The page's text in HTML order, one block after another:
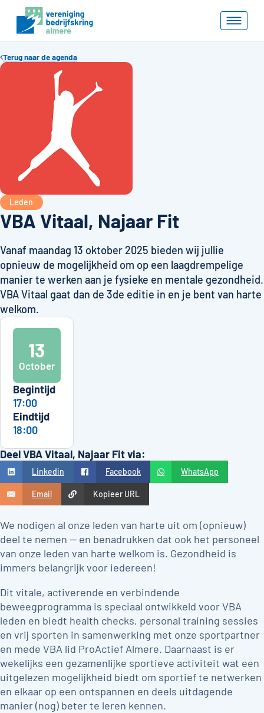
Terug naar de agenda
Leden
VBA Vitaal, Najaar Fit
Vanaf maandag 13 oktober 2025 bieden wij jullie
opnieuw de mogelijkheid om op een laagdrempelige
manier te werken aan je fysieke en mentale gezondheid.
VBA Vitaal gaat dan de 3de editie in en je bent van harte
welkom.
13
October
Begintijd
17:00
Eindtijd
18:00
Deel VBA Vitaal, Najaar Fit via:
Linkedin Facebook WhatsApp
Email Kopieer URL
We nodigen al onze leden van harte uit om (opnieuw)
deel te nemen — en benadrukken dat ook het personeel
van onze leden van harte welkom is. Gezondheid is
immers belangrijk voor iedereen!
Dit vitale, activerende en verbindende
beweegprogramma is speciaal ontwikkeld voor VBA
leden en biedt health checks, personal training sessies
en vrij sporten in samenwerking met onze sportpartner
en mede VBA lid ProActief Almere. Daarnaast is er
wekelijks een gezamenlijke sportieve activiteit wat een
uitgelezen mogelijkheid biedt om sportief te netwerken
en elkaar op een ontspannen en deels uitdagende
manier (nog) beter te leren kennen.